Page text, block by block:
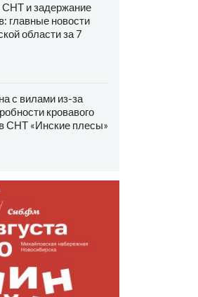
СНТ и задержание
главные новости
области за 7
с вилами из-за
кровавого
СНТ «Инские плесы»